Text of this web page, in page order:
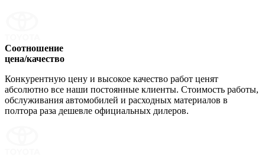
Соотношение
цена/качество
Конкурентную цену и высокое качество работ ценят
абсолютно все наши постоянные клиенты. Стоимость работы,
обслуживания автомобилей и расходных материалов в
полтора раза дешевле официальных дилеров.